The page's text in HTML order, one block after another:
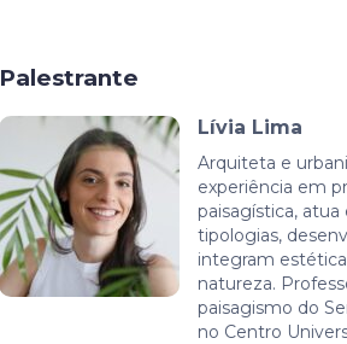
Palestrante
Lívia Lima
Arquiteta e
experiência em
paisagística, atua
tipologias,
integram
natureza.
paisagismo do
no Centro